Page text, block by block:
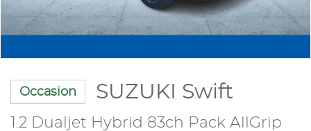
Occasion SUZUKI Swift
1.2 Dualjet Hybrid 83ch Pack AllGrip